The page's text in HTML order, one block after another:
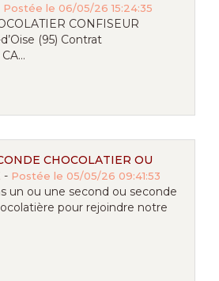
Postée le 06/05/26 15:24:35
CONFISEUR
(95) Contrat
CHOCOLATIER OU
- Postée le 05/05/26 09:41:53
un ou une second ou seconde
pour rejoindre notre